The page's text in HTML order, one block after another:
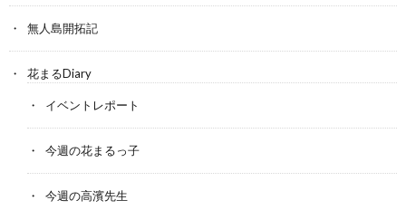
無人島開拓記
花まるDiary
イベントレポート
今週の花まるっ子
今週の高濱先生